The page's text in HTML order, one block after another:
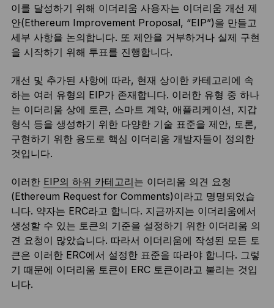
이를 달성하기 위해 이더리움 사용자는 이더리움 개선 제
안(Ethereum Improvement Proposal, “EIP”)을 만들고
세부 사항을 논의합니다. 또 제안을 거부하거나 실제 구현
을 시작하기 위해 투표를 진행합니다.
개선 및 추가된 사항에 따라, 현재 상이한 카테고리에 속
하는 여러 유형의 EIP가 존재합니다. 이러한 유형 중 하나
는 이더리움 상에 토큰, 스마트 계약, 애플리케이션, 지갑
형식 등을 생성하기 위한 다양한 기술 표준을 제안, 토론,
구현하기 위한 용도로 핵심 이더리움 개발자들이 정의한
것입니다.
이러한 EIP의 하위 카테고리는 이더리움 의견 요청
(Ethereum Request for Comments)이라고 명명되었습
니다. 약자는 ERC라고 합니다. 지금까지는 이더리움에서
생성할 수 있는 토큰의 기준을 설정하기 위한 이더리움 의
견 요청이 많았습니다. 따라서 이더리움에 작성된 모든 토
큰은 이러한 ERC에서 설정한 표준을 따라야 합니다. 그렇
기 때문에 이더리움 토큰이 ERC 토큰이라고 불리는 것입
니다.